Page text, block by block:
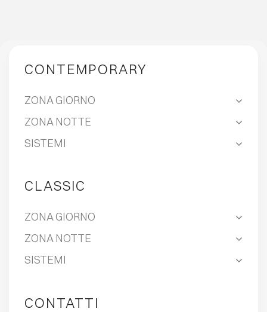
CONTEMPORARY
ZONA GIORNO
ZONA NOTTE
SISTEMI
CLASSIC
ZONA GIORNO
ZONA NOTTE
SISTEMI
CONTATTI